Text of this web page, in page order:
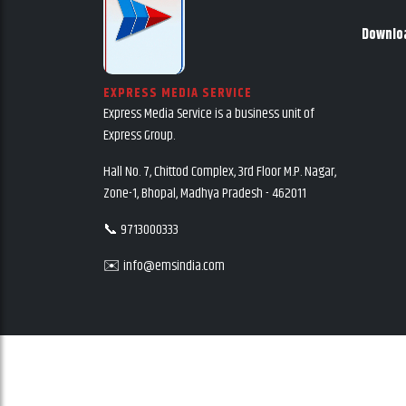
EXPRESS MEDIA SERVICE
Express Media Service is a business unit of
Express Group.
Hall No. 7, Chittod Complex, 3rd Floor M.P. Nagar,
Zone-1, Bhopal, Madhya Pradesh - 462011
📞 9713000333
✉️ info@emsindia.com